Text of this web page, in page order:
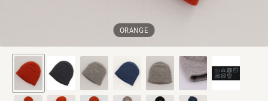
ORANGE